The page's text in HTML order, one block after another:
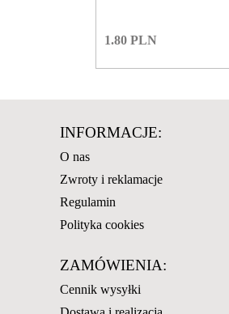
1.80 PLN
INFORMACJE:
O nas
Zwroty i reklamacje
Regulamin
Polityka cookies
ZAMÓWIENIA:
Cennik wysyłki